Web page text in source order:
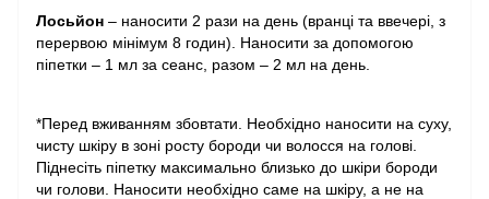
Лосьйон – наносити 2 рази на день (вранці та ввечері, з
перервою мінімум 8 годин). Наносити за допомогою
піпетки – 1 мл за сеанс, разом – 2 мл на день.
*Перед вживанням збовтати. Необхідно наносити на суху,
чисту шкіру в зоні росту бороди чи волосся на голові.
Піднесіть піпетку максимально близько до шкіри бороди
чи голови. Наносити необхідно саме на шкіру, а не на